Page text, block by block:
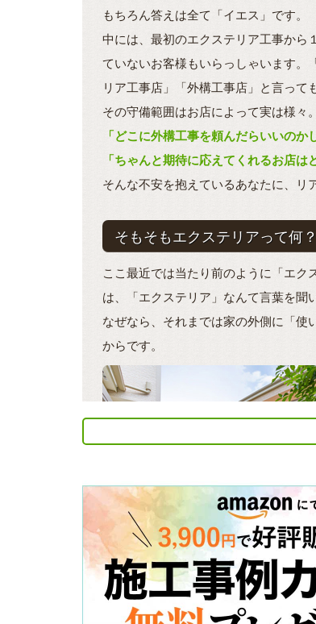
もちろん答えは全て「イエス」です。
中には、最初のエクステリア工事から
ていないお客様もいらっしゃいます。
リア工事店」「外構工事店」と言っても
その守備範囲はお店によって実は様々。
「どこに外構工事を頼んだらいいのか
「ちゃんと期待に応えてくれるお店は
そんな不安を抱えているあなたに、リ
そもそもエクステリアって何？
ここ最近では当たり前のように「エ
は、「エクステリア」なんて言葉を聞
なぜなら、それまでは家の外側に「使
からです。
よ」と少なくない人が思い始めてきた
そこで、住宅の「中」を指す言葉と